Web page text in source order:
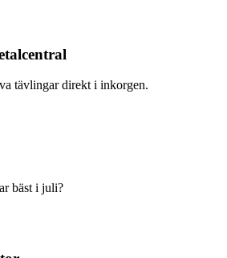
tävlingar direkt i inkorgen.
bäst i juli?